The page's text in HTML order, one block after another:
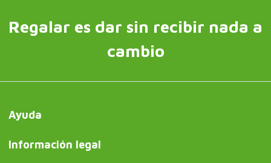
Regalar es dar sin recibir nada a
cambio
Ayuda
Información legal